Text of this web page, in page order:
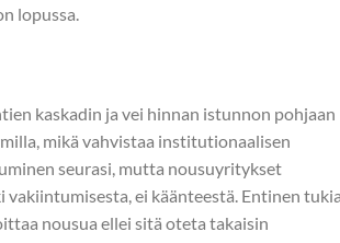
lopussa.
kaskadin ja vei hinnan istunnon pohjaan
mikä vahvistaa institutionaalisen
seurasi, mutta nousuyritykset
ei käänteestä. Entinen
nousua ellei sitä oteta takaisin